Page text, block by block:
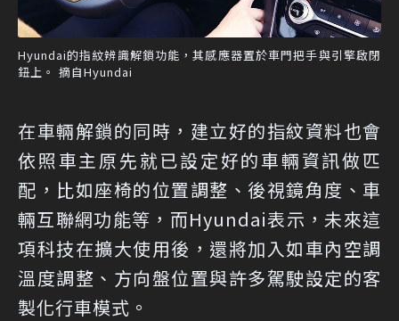
Hyundai的指紋辨識解鎖功能，其感應器置於車門把手與引擎啟閉
鈕上。 摘自Hyundai
在車輛解鎖的同時，建立好的指紋資料也會
依照車主原先就已設定好的車輛資訊做匹
配，比如座椅的位置調整、後視鏡角度、車
輛互聯網功能等，而Hyundai表示，未來這
項科技在擴大使用後，還將加入如車內空調
溫度調整、方向盤位置與許多駕駛設定的客
製化行車模式。